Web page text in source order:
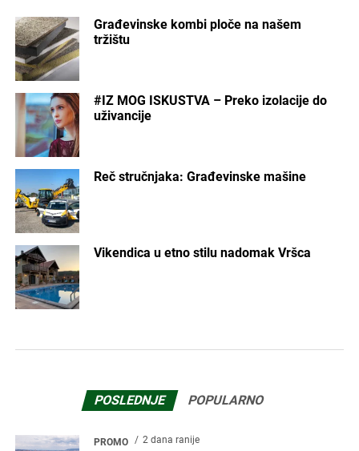
Građevinske kombi ploče na našem
tržištu
#IZ MOG ISKUSTVA – Preko izolacije do
uživancije
Reč stručnjaka: Građevinske mašine
Vikendica u etno stilu nadomak Vršca
POSLEDNJE POPULARNO
PROMO 2 dana ranije